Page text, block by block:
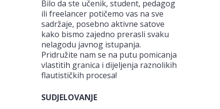
Bilo da ste učenik, student, pedagog
ili freelancer potičemo vas na sve
sadržaje, posebno aktivne satove
kako bismo zajedno prerasli svaku
nelagodu javnog istupanja.
Pridružite nam se na putu pomicanja
vlastitih granica i dijeljenja raznolikih
flautističkih procesa!
SUDJELOVANJE